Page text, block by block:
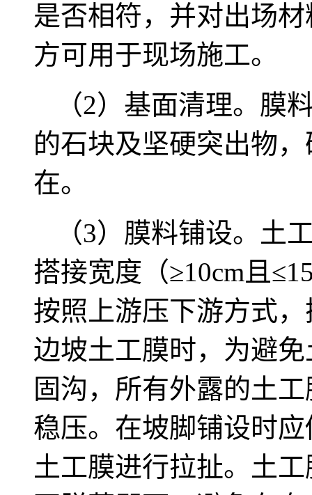
是否相符，并对出场
方可用于现场施工。
（2）基面清理。膜
的石块及坚硬突出物
在。
（3）膜料铺设。土
搭接宽度（≥10cm且
按照上游压下游方式
边坡土工膜时，为避
固沟，所有外露的土
稳压。在坡脚铺设时
土工膜进行拉扯。土